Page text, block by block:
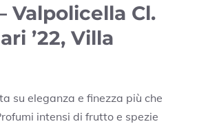
Valpolicella Cl.
’22, Villa
su eleganza e finezza più che
intensi di frutto e spezie